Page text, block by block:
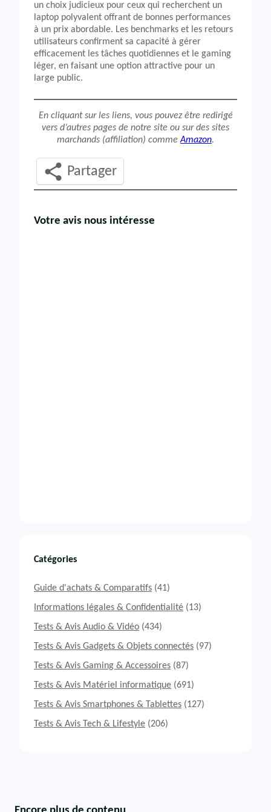
un choix judicieux pour ceux qui recherchent un
laptop polyvalent offrant de bonnes performances
à un prix abordable. Les benchmarks et les retours
utilisateurs confirment sa capacité à gérer
efficacement les tâches quotidiennes et le gaming
léger, en faisant une option attractive pour un
large public.
En cliquant sur les liens, vous pouvez être redirigé
vers d’autres pages de notre site ou sur des sites
marchands (affiliation) commeAmazon.
Partager
Votre avis nous intéresse
Catégories
Guide d'achats & Comparatifs (41)
Informations légales & Confidentialité (13)
Tests & Avis Audio & Vidéo (434)
Tests & Avis Gadgets & Objets connectés (97)
Tests & Avis Gaming & Accessoires (87)
Tests & Avis Matériel informatique (691)
Tests & Avis Smartphones & Tablettes (127)
Tests & Avis Tech & Lifestyle (206)